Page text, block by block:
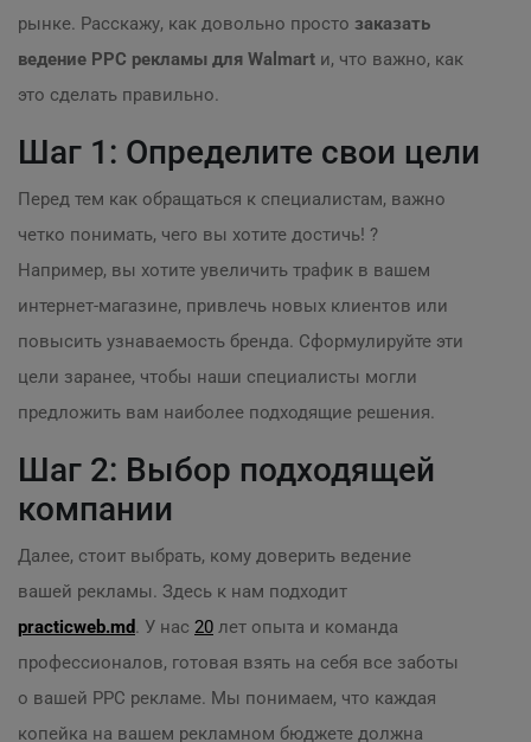
рынке. Расскажу, как довольно просто заказать
ведение PPC рекламы для Walmart и, что важно, как
это сделать правильно.
Шаг 1: Определите свои цели
Перед тем как обращаться к специалистам, важно
четко понимать, чего вы хотите достичь! ?
Например, вы хотите увеличить трафик в вашем
интернет-магазине, привлечь новых клиентов или
повысить узнаваемость бренда. Сформулируйте эти
цели заранее, чтобы наши специалисты могли
предложить вам наиболее подходящие решения.
Шаг 2: Выбор подходящей
компании
Далее, стоит выбрать, кому доверить ведение
вашей рекламы. Здесь к нам подходит
practicweb.md. У нас 20 лет опыта и команда
профессионалов, готовая взять на себя все заботы
о вашей PPC рекламе. Мы понимаем, что каждая
копейка на вашем рекламном бюджете должна